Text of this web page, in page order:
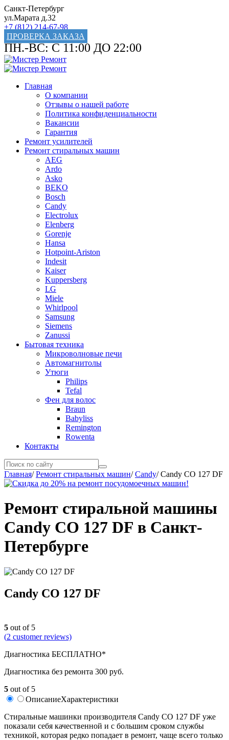
Санкт-Петербург
ул.Марата д.32
+7 (812) 214-67-98
ПРОВЕРКА ЗАКАЗА
ПН.-ВС: С 11:00 ДО 22:00
Главная
О компании
Отзывы о нашей работе
Политика конфиденциальности
Вакансии
Гарантия
Ремонт усилителей
Ремонт стиральных машин
AEG
Ardo
Asko
BEKO
Bosch
Candy
Electrolux
Elenberg
Gorenje
Hansa
Hotpoint-Ariston
Indesit
Kaiser
Kuppersberg
LG
Miele
Whirlpool
Samsung
Siemens
Zanussi
Бытовая техника
Микроволновые печи
Автомагнитолы
Утюги
Philips
Tefal
Фен для волос
Braun
Babyliss
Remington
Rowenta
Контакты
Главная/Ремонт стиральных машин/Candy/Candy CO 127 DF
Ремонт стиральной машины
Candy CO 127 DF в Санкт-
Петербурге
Candy CO 127 DF
5 out of 5
(2 customer reviews)
Диагностика БЕСПЛАТНО*
Диагностика без ремонта 300 руб.
5 out of 5
ОписаниеХарактеристики
Стиральные машинки производителя Candy CO 127 DF уже
показали себя качественной и с большим сроком службы
техникой, которая редко попадает в ремонт, чаще всего только